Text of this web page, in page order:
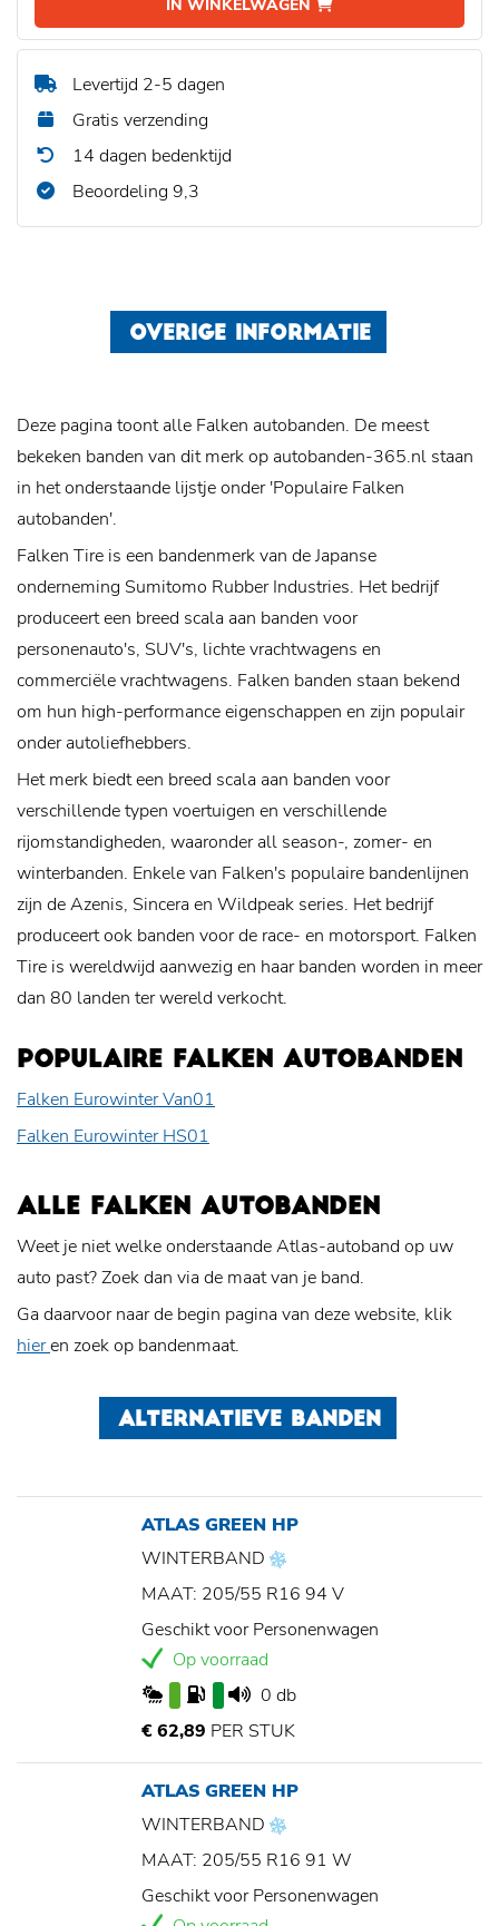
IN WINKELWAGEN
Levertijd 2-5 dagen
Gratis verzending
14 dagen bedenktijd
Beoordeling 9,3
OVERIGE INFORMATIE
Deze pagina toont alle Falken autobanden. De meest
bekeken banden van dit merk op autobanden-365.nl staan
in het onderstaande lijstje onder 'Populaire Falken
autobanden'.
Falken Tire is een bandenmerk van de Japanse
onderneming Sumitomo Rubber Industries. Het bedrijf
produceert een breed scala aan banden voor
personenauto's, SUV's, lichte vrachtwagens en
commerciële vrachtwagens. Falken banden staan bekend
om hun high-performance eigenschappen en zijn populair
onder autoliefhebbers.
Het merk biedt een breed scala aan banden voor
verschillende typen voertuigen en verschillende
rijomstandigheden, waaronder all season-, zomer- en
winterbanden. Enkele van Falken's populaire bandenlijnen
zijn de Azenis, Sincera en Wildpeak series. Het bedrijf
produceert ook banden voor de race- en motorsport. Falken
Tire is wereldwijd aanwezig en haar banden worden in meer
dan 80 landen ter wereld verkocht.
POPULAIRE FALKEN AUTOBANDEN
Falken Eurowinter Van01
Falken Eurowinter HS01
ALLE FALKEN AUTOBANDEN
Weet je niet welke onderstaande Atlas-autoband op uw
auto past? Zoek dan via de maat van je band.
Ga daarvoor naar de begin pagina van deze website, klik
hieren zoek op bandenmaat.
ALTERNATIEVE BANDEN
ATLAS GREEN HP
WINTERBAND
MAAT: 205/55 R16 94 V
Geschikt voor Personenwagen
Op voorraad
0 db
€ 62,89 PER STUK
ATLAS GREEN HP
WINTERBAND
MAAT: 205/55 R16 91 W
Geschikt voor Personenwagen